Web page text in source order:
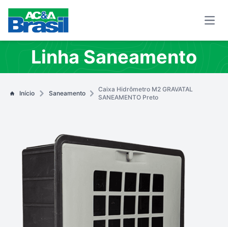
Linha Saneamento
Início Saneamento
Caixa Hidrômetro M2 GRAVATAL
SANEAMENTO Preto